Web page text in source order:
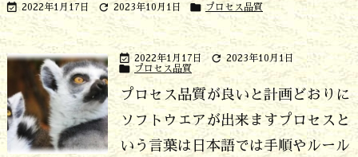
 2022年1月17日  2023年10月1日  プロセス品質
 2022年1月17日  2023年10月1日
 プロセス品質
プロセス品質が良いと計画どおりに
ソフトウエアが出来ますプロセスと
いう言葉は日本語では手順やルール